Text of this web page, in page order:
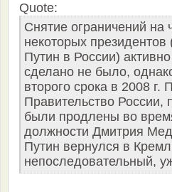
Quote:
Снятие ограничений на
некоторых
Путин в России)
сделано не было,
второго срока в 2008 г.
Правительство России,
были продлены во
должности Дмитрия
Путин вернулся в
непоследовательный,